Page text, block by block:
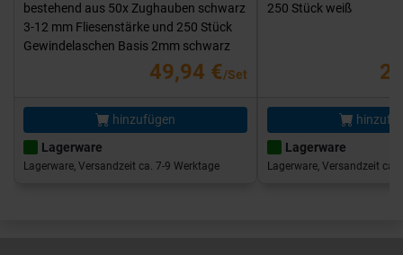
bestehend aus 50x Zughauben schwarz
3-12 mm Fliesenstärke und 250 Stück
Gewindelaschen Basis 2mm schwarz
49,94 €/Set
hinzufügen
Lagerware
Lagerware, Versandzeit ca. 7-9 Werktage
250 Stück weiß
Lagerware
Lagerware, Versandzeit ca.